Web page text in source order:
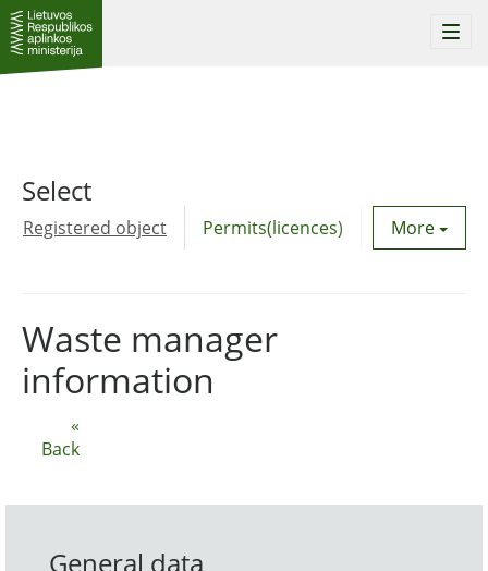
Select
Registered object Permits(licences) Utility
More
«
Back
Waste manager
information
General data